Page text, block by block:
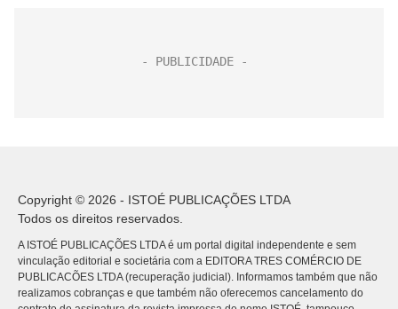
Copyright © 2026 - ISTOÉ PUBLICAÇÕES LTDA
Todos os direitos reservados.
A ISTOÉ PUBLICAÇÕES LTDA é um portal digital independente e sem
vinculação editorial e societária com a EDITORA TRES COMÉRCIO DE
PUBLICACÕES LTDA (recuperação judicial). Informamos também que não
realizamos cobranças e que também não oferecemos cancelamento do